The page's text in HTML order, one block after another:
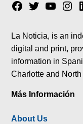
Facebook
TwitterYouTube
La Noticia, is an
digital and print,
information in
Charlotte and
Más Información
About Us